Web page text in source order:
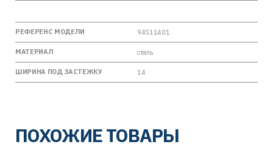
РЕФЕРЕНС МОДЕЛИ 94511401
МАТЕРИАЛ сталь
ШИРИНА ПОД ЗАСТЕЖКУ 14
ПОХОЖИЕ ТОВАРЫ